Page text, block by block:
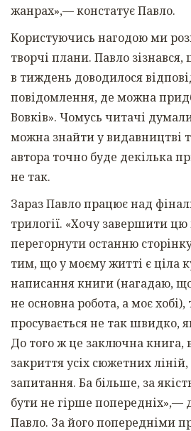
жанрах»,— констатує Павло.
Користуючись нагодою ми
творчі плани. Павло
в тиждень доводилося
повідомлення, де можна
Вовків». Чомусь читачі
можна знайти у видавництві
автора точно буде декілька
не так.
Зараз Павло працює над
трилогії. «Хочу завершити цю
перегорнути останню
тим, що у моєму житті є ціла
написання книги (нагадаю,
не основна робота, а моє хобі),
просувається не так швидко,
До того ж це заключна книга,
закриття усіх сюжетних ліній,
запитання. Ба більше, за
бути не гірше попередніх»,—
Павло. За його попередніми